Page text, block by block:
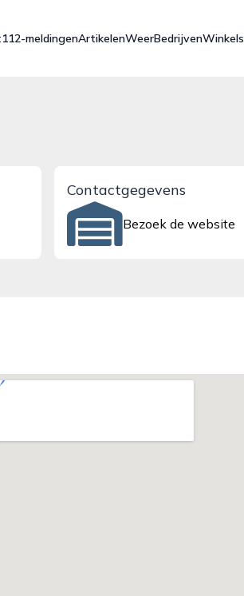
112-meldingenArtikelenWeerBedrijvenWinkels
Contactgegevens
Bezoek de website